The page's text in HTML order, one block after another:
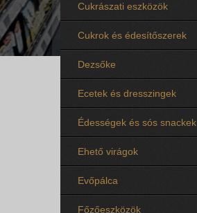
Cukrászati eszközök
Cukrok és édesítőszerek
Dezsőke
Ecetek és dresszingek
Édességek és sós snackek
Ehető virágok
Evőpálca
Főzőeszközök